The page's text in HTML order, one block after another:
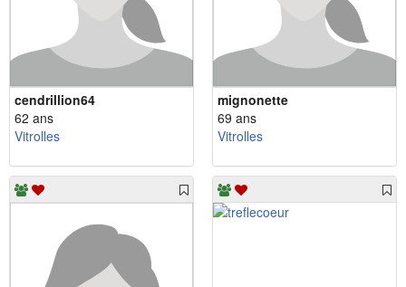
cendrillion64
62 ans
Vitrolles
mignonette
69 ans
Vitrolles